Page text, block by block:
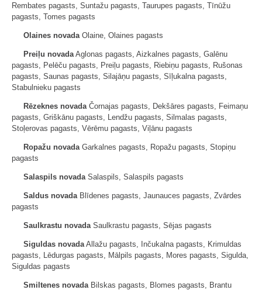
Rembates pagasts, Suntažu pagasts, Taurupes pagasts, Tīnūžu
pagasts, Tomes pagasts
Olaines novada Olaine, Olaines pagasts
Preiļu novada Aglonas pagasts, Aizkalnes pagasts, Galēnu
pagasts, Pelēču pagasts, Preiļu pagasts, Riebiņu pagasts, Rušonas
pagasts, Saunas pagasts, Silajāņu pagasts, Sīļukalna pagasts,
Stabulnieku pagasts
Rēzeknes novada Čornajas pagasts, Dekšāres pagasts, Feimaņu
pagasts, Griškānu pagasts, Lendžu pagasts, Silmalas pagasts,
Stoļerovas pagasts, Vērēmu pagasts, Viļānu pagasts
Ropažu novada Garkalnes pagasts, Ropažu pagasts, Stopiņu
pagasts
Salaspils novada Salaspils, Salaspils pagasts
Saldus novada Blīdenes pagasts, Jaunauces pagasts, Zvārdes
pagasts
Saulkrastu novada Saulkrastu pagasts, Sējas pagasts
Siguldas novada Allažu pagasts, Inčukalna pagasts, Krimuldas
pagasts, Lēdurgas pagasts, Mālpils pagasts, Mores pagasts, Sigulda,
Siguldas pagasts
Smiltenes novada Bilskas pagasts, Blomes pagasts, Brantu